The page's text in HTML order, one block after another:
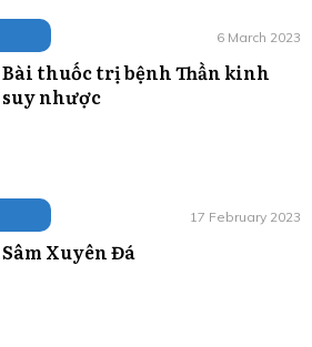
6 March 2023
Bài thuốc trị bệnh Thần kinh
suy nhược
17 February 2023
Sâm Xuyên Đá